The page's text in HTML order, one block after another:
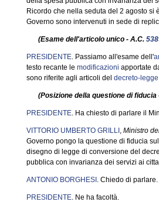
Ricordo che nella seduta del 2 agosto si
Governo sono intervenuti in sede di
(Esame dell'articolo unico - A.C.
PRESIDENTE. Passiamo all'esame dell'
testo recante le modificazioni apportate
sono riferite agli articoli del decreto-legge
(Posizione della questione di
PRESIDENTE. Ha chiesto di parlare il
VITTORIO UMBERTO GRILLI , Ministro
Governo pongo la questione di fiducia
disegno di legge di conversione del
pubblica con invarianza dei servizi ai
ANTONIO BORGHESI . Chiedo di parlare.
PRESIDENTE. Ne ha facoltà.